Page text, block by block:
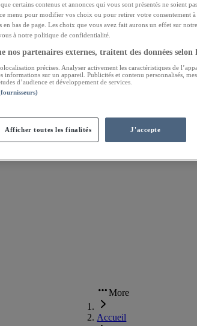
More
Accueil
certains contenus et annonces qui vous sont présentés ne soient
menu pour modifier vos choix ou pour retirer votre consentement
en bas de page. Les choix que vous avez fait aurons un effet sur
à notre politique de confidentialité.
nos partenaires externes, traitent des données
précises. Analyser activement les caractéristiques de
informations sur un appareil. Publicités et contenu personnalisés,
d’audience et développement de services.
Afficher toutes les finalités J'accepte